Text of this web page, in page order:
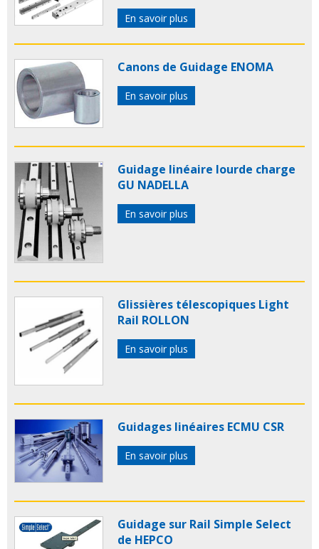
En savoir plus
Canons de Guidage ENOMA
En savoir plus
Guidage linéaire lourde charge
GU NADELLA
En savoir plus
Glissières télescopiques Light
Rail ROLLON
En savoir plus
Guidages linéaires ECMU CSR
En savoir plus
Guidage sur Rail Simple Select
de HEPCO